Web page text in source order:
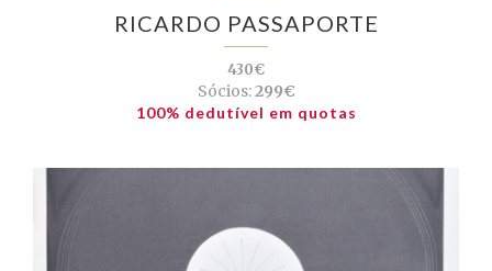
RICARDO PASSAPORTE
430€
Sócios:299€
100% dedutível em quotas